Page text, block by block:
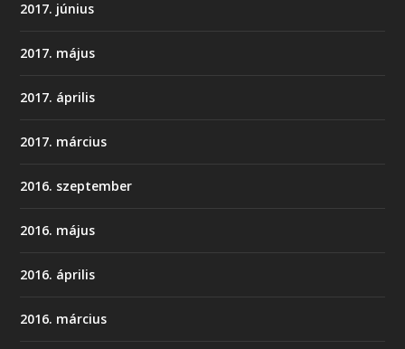
2017. június
2017. május
2017. április
2017. március
2016. szeptember
2016. május
2016. április
2016. március